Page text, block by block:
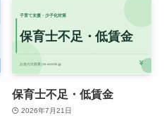
保育士不足・低賃金
2026年7月21日